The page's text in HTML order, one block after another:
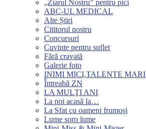
„Ziarul Nostru” pentru pici
ABC-UL MEDICAL
Alte Știri
Cititorul nostru
Concursuri
Cuvinte pentru suflet
Fără cravată
Galerie foto
INIMI MICI,TALENTE MARI
Întreabă ZN
LA MULŢI ANI
La noi acasă la…
La Sfat cu oameni frumoși
Lume soro lume